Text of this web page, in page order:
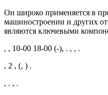
Он широко применяется в
машиностроении и других
являются ключевыми
, , 10-00 18-00 (-), . , , .
, 2 , (, ) .
, . , .